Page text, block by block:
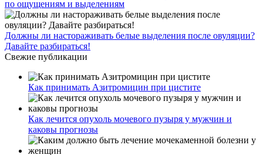
Трубная, Чеховская
Проложить маршрут
Запишитесь на приём
© 2022 Коренной житель.
Лицензия клиники Реквизиты организации
Обработка персональных данных
конфиценциальности
Договор оферты